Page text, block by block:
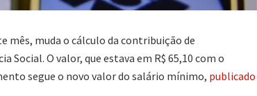
mês, muda o cálculo da contribuição de
Social. O valor, que estava em R$ 65,10 com o
segue o novo valor do salário mínimo, publicado